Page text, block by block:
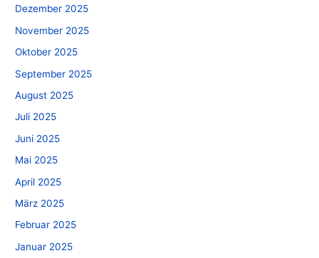
Dezember 2025
November 2025
Oktober 2025
September 2025
August 2025
Juli 2025
Juni 2025
Mai 2025
April 2025
März 2025
Februar 2025
Januar 2025